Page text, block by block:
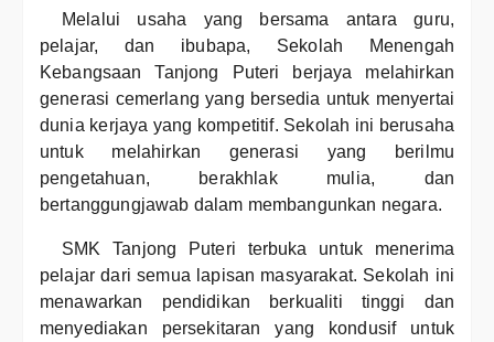
Melalui usaha yang bersama antara guru,
pelajar, dan ibubapa, Sekolah Menengah
Kebangsaan Tanjong Puteri berjaya melahirkan
generasi cemerlang yang bersedia untuk menyertai
dunia kerjaya yang kompetitif. Sekolah ini berusaha
untuk melahirkan generasi yang berilmu
pengetahuan, berakhlak mulia, dan
bertanggungjawab dalam membangunkan negara.
SMK Tanjong Puteri terbuka untuk menerima
pelajar dari semua lapisan masyarakat. Sekolah ini
menawarkan pendidikan berkualiti tinggi dan
menyediakan persekitaran yang kondusif untuk